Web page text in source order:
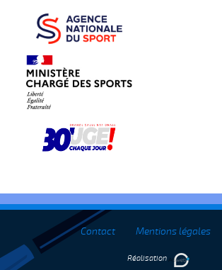
Contact Mentions légales
Réalisation